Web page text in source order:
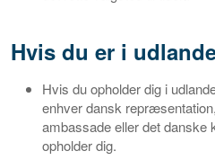
Hvis du er i
Hvis du opholder dig i
enhver dansk
ambassade eller det danske
opholder dig.